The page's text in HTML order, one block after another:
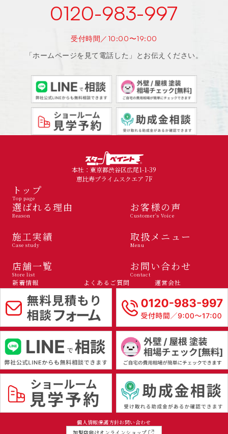
0120-983-997
受付時間／10:00〜19:00
「ホームページを見て電話した」とお伝えください。
本社：東京都渋谷区広尾1-1-39
恵比寿プライムスクエア 7F
トップ
Top page
選ばれる理由
Reason
お客様の声
Customer's Voice
施工実績
Case study
取扱メニュー
Menu
店舗一覧
Store list
お問い合わせ
Contact
新着情報 よくあるご質問 運営会社
加盟店向けオンラインショップ
個人情報保護方針お問い合わせ